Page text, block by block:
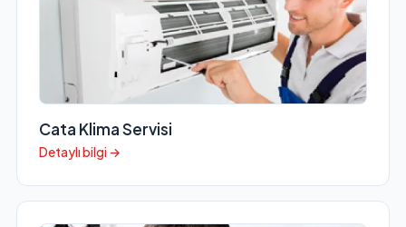
Cata Klima Servisi
Detaylı bilgi →